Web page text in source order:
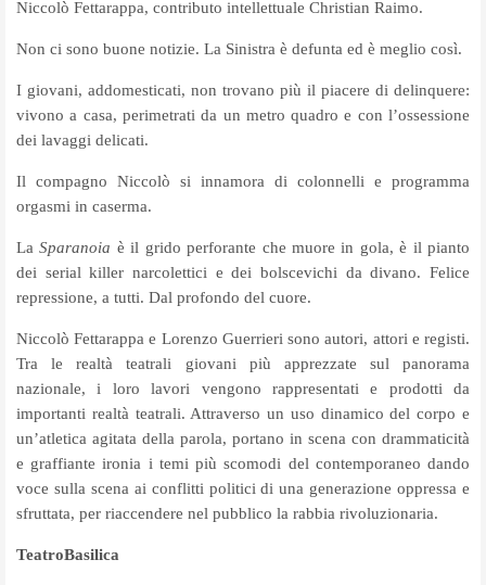
Niccolò Fettarappa, contributo intellettuale Christian Raimo.
Non ci sono buone notizie. La Sinistra è defunta ed è meglio così.
I giovani, addomesticati, non trovano più il piacere di delinquere:
vivono a casa, perimetrati da un metro quadro e con l’ossessione
dei lavaggi delicati.
Il compagno Niccolò si innamora di colonnelli e programma
orgasmi in caserma.
LaSparanoia è il grido perforante che muore in gola, è il pianto
dei serial killer narcolettici e dei bolscevichi da divano. Felice
repressione, a tutti. Dal profondo del cuore.
Niccolò Fettarappa e Lorenzo Guerrieri sono autori, attori e registi.
Tra le realtà teatrali giovani più apprezzate sul panorama
nazionale, i loro lavori vengono rappresentati e prodotti da
importanti realtà teatrali. Attraverso un uso dinamico del corpo e
un’atletica agitata della parola, portano in scena con drammaticità
e graffiante ironia i temi più scomodi del contemporaneo dando
voce sulla scena ai conflitti politici di una generazione oppressa e
sfruttata, per riaccendere nel pubblico la rabbia rivoluzionaria.
TeatroBasilica